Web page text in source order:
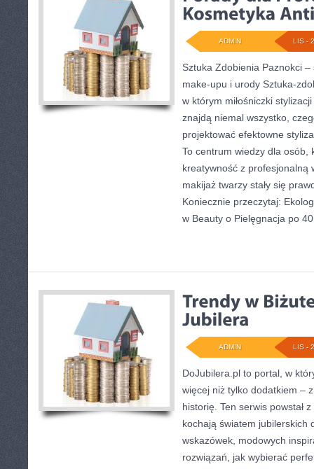
LIS -
ADMIN
Sztuka Zdobienia Paznokci –
make-upu i urody Sztuka-
w którym miłośniczki
znajdą niemal wszystko,
projektować efektowne
To centrum wiedzy dla osób,
kreatywność z profesjonalną
makijaż twarzy stały się
Koniecznie przeczytaj:
w Beauty o Pielęgnacja po
LIS -
ADMIN
DoJubilera.pl to portal, w
więcej niż tylko dodatkiem –
historię. Ten serwis powstał
kochają światem jubilerskich
wskazówek, modowych
rozwiązań, jak wybierać